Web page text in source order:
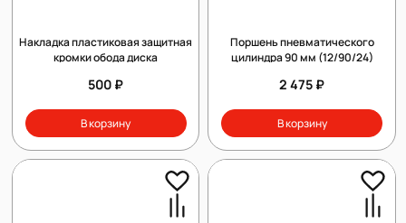
Накладка пластиковая защитная
кромки обода диска
500 ₽
В корзину
Поршень пневматического
цилиндра 90 мм (12/90/24)
2 475 ₽
В корзину